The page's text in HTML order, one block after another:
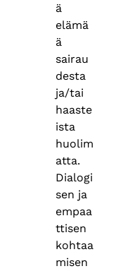
ä
elämä
ä
sairau
desta
ja/tai
haaste
ista
huolim
atta.
Dialogi
sen ja
empaa
ttisen
kohtaa
misen